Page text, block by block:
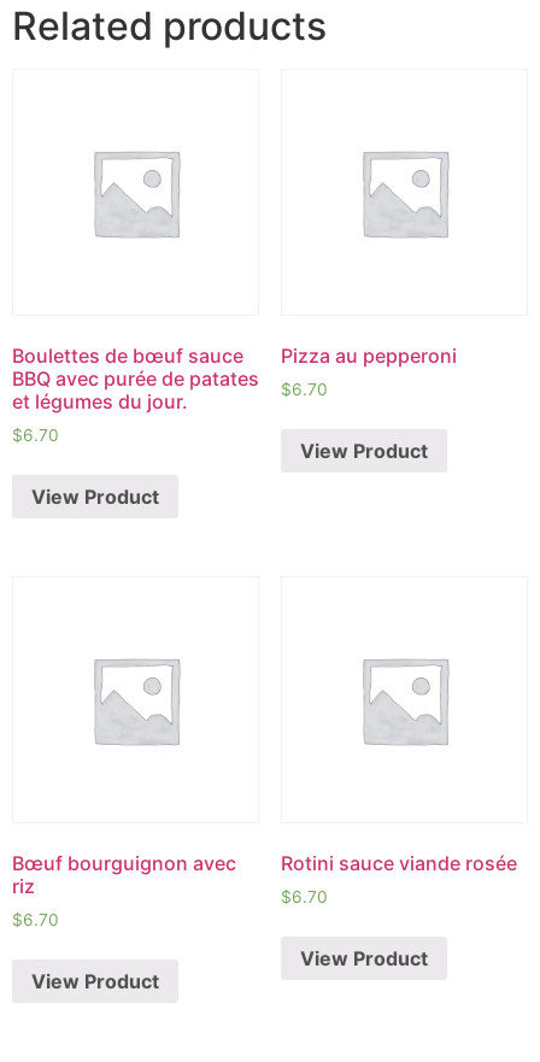
Related products
Boulettes de bœuf sauce
BBQ avec purée de patates
et légumes du jour.
$6.70
View Product
Pizza au pepperoni
$6.70
View Product
Bœuf bourguignon avec
riz
$6.70
View Product
Rotini sauce viande rosée
$6.70
View Product